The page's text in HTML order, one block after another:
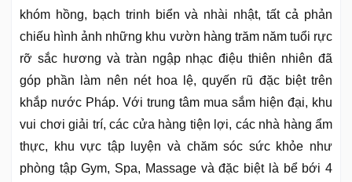
khóm hồng, bạch trinh biển và nhài nhật, tất cả phản
chiếu hình ảnh những khu vườn hàng trăm năm tuổi rực
rỡ sắc hương và tràn ngập nhạc điệu thiên nhiên đã
góp phần làm nên nét hoa lệ, quyến rũ đặc biệt trên
khắp nước Pháp. Với trung tâm mua sắm hiện đại, khu
vui chơi giải trí, các cửa hàng tiện lợi, các nhà hàng ẩm
thực, khu vực tập luyện và chăm sóc sức khỏe như
phòng tập Gym, Spa, Massage và đặc biệt là bể bới 4